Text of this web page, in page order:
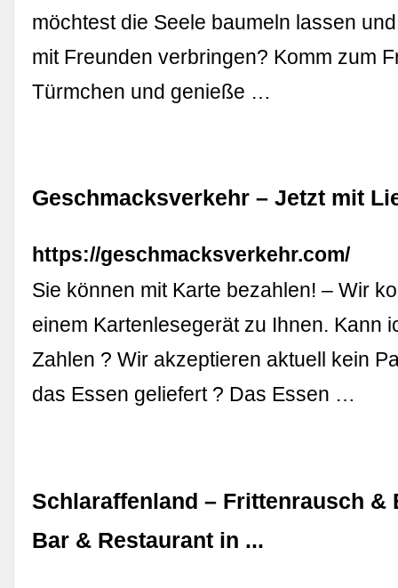
möchtest die Seele baumeln lassen
mit Freunden verbringen? Komm zum
Türmchen und genieße …
Geschmacksverkehr – Jetzt mit
https://geschmacksverkehr.com/
Sie können mit Karte bezahlen! – Wir
einem Kartenlesegerät zu Ihnen. Kann
Zahlen ? Wir akzeptieren aktuell kein
das Essen geliefert ? Das Essen …
Schlaraffenland – Frittenrausch &
Bar & Restaurant in ...